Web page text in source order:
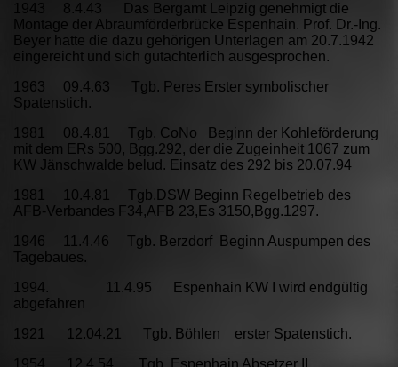
1943 8.4.43 Das Bergamt Leipzig genehmigt die
Montage der Abraumförderbrücke Espenhain. Prof. Dr.-Ing.
Beyer hatte die dazu gehörigen Unterlagen am 20.7.1942
eingereicht und sich gutachterlich ausgesprochen.
1963 09.4.63 Tgb. Peres Erster symbolischer
Spatenstich.
1981 08.4.81 Tgb. CoNo Beginn der Kohleförderung
mit dem ERs 500, Bgg.292, der die Zugeinheit 1067 zum
KW Jänschwalde belud. Einsatz des 292 bis 20.07.94
1981 10.4.81 Tgb.DSW Beginn Regelbetrieb des
AFB-Verbandes F34,AFB 23,Es 3150,Bgg.1297.
1946 11.4.46 Tgb. Berzdorf Beginn Auspumpen des
Tagebaues.
1994. 11.4.95 Espenhain KW I wird endgültig
abgefahren
1921 12.04.21 Tgb. Böhlen erster Spatenstich.
1954. 12.4.54 Tgb. Espenhain Absetzer II